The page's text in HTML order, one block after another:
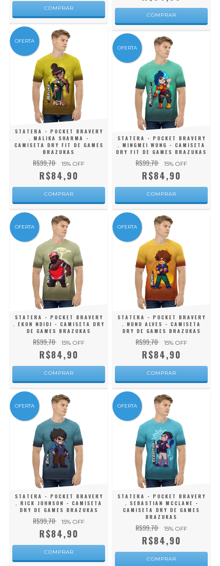
COMPRAR
COMPRAR
OFERTA
STATERA - POCKET BRAVERY
. MALIKA SHARMA -
CAMISETA DRY FIT DE GAMES
BRAZUKAS
R$99,70 15% OFF
R$84,90
COMPRAR
OFERTA
STATERA - POCKET BRAVERY
. MINGMEI WONG - CAMISETA
DRY FIT DE GAMES BRAZUKAS
R$99,70 15% OFF
R$84,90
COMPRAR
OFERTA
STATERA - POCKET BRAVERY
. EKON NDIDI - CAMISETA DRY
DE GAMES BRAZUKAS
R$99,70 15% OFF
R$84,90
COMPRAR
OFERTA
STATERA - POCKET BRAVERY
. NUNO ALVES - CAMISETA
DRY DE GAMES BRAZUKAS
R$99,70 15% OFF
R$84,90
COMPRAR
OFERTA
STATERA - POCKET BRAVERY
. RICK JOHNSON - CAMISETA
DRY DE GAMES BRAZUKAS
R$99,70 15% OFF
R$84,90
COMPRAR
OFERTA
STATERA - POCKET BRAVERY
. SEBASTIAN MCCLANE -
CAMISETA DRY DE GAMES
BRAZUKAS
R$99,70 15% OFF
R$84,90
COMPRAR